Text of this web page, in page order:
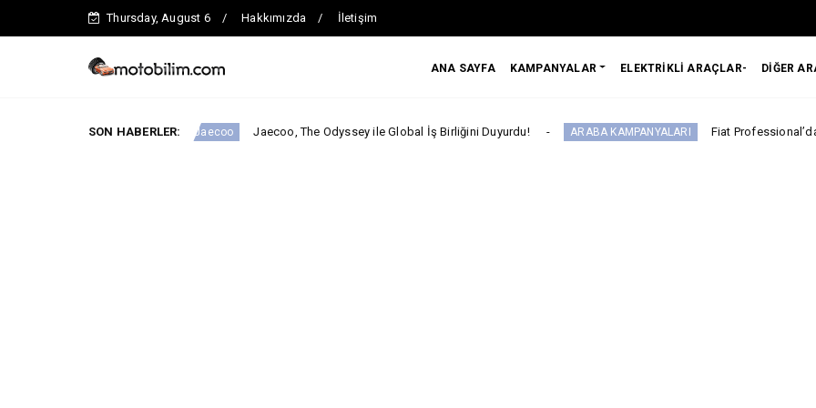
Thursday, August 6 Hakkımızda İletişim
ANA SAYFA KAMPANYALAR ELEKTRİKLİ ARAÇLAR- DİĞER
SON HABERLER:
Jaecoo Jaecoo, The Odyssey ile Global İş Birliğini Duyurdu! ARABA KAMPANYALARI Fiat Professional’dan 1 Milyon tl’ye